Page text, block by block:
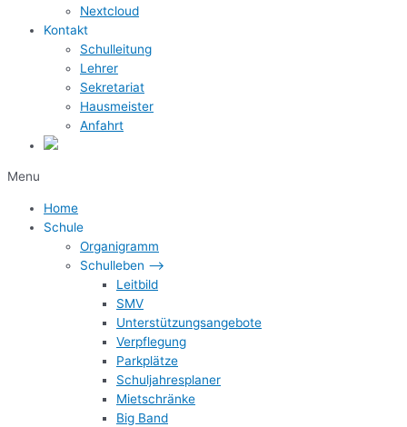
Nextcloud
Kontakt
Schulleitung
Lehrer
Sekretariat
Hausmeister
Anfahrt
Menu
Home
Schule
Organigramm
Schulleben –>
Leitbild
SMV
Unterstützungsangebote
Verpflegung
Parkplätze
Schuljahresplaner
Mietschränke
Big Band